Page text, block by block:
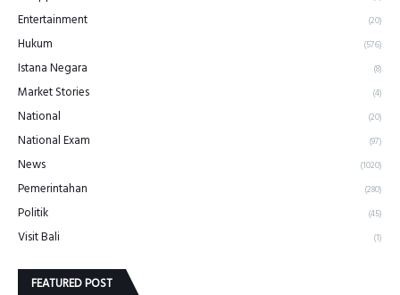
Entertainment (20)
Hukum (576)
Istana Negara (8)
Market Stories (4)
National (20)
National Exam (97)
News (1020)
Pemerintahan (280)
Politik (45)
Visit Bali (1)
FEATURED POST